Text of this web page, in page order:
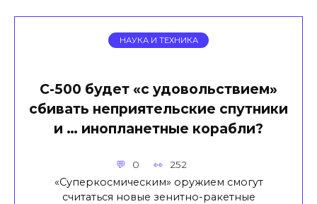
НАУКА И ТЕХНИКА
С-500 будет «с удовольствием»
сбивать неприятельские спутники
и … инопланетные корабли?
0 252
«Суперкосмическим» оружием смогут
считаться новые зенитно-ракетные